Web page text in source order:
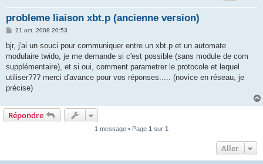
probleme liaison xbt.p (ancienne version)
M
s
s
a
g
e
21 oct. 2008 20:53
bjr, j'ai un souci pour communiquer entre un xbt.p et un automate
modulaire twido, je me demande si c'est possible (sans module de com
supplémentaire), et si oui, comment parametrer le protocole et lequel
utiliser??? merci d'avance pour vos réponses..... (novice en réseau, je
précise)
Répondre
1 message • Page 1 sur 1
Aller